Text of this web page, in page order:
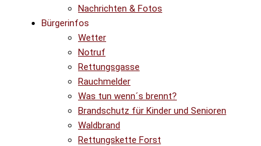
Nachrichten & Fotos
Bürgerinfos
Wetter
Notruf
Rettungsgasse
Rauchmelder
Was tun wenn´s brennt?
Brandschutz für Kinder und Senioren
Waldbrand
Rettungskette Forst